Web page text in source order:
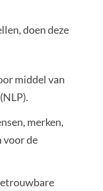
doen deze
middel van
merken,
voor de